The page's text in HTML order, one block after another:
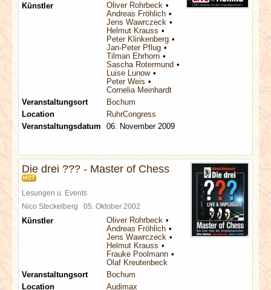
Künstler
Oliver Rohrbeck
Andreas Fröhlich
Jens Wawrczeck
Helmut Krauss
Peter Klinkenberg
Jan-Peter Pflug
Tilman Ehrhorn
Sascha Rotermund
Luise Lunow
Peter Weis
Cornelia Meinhardt
Veranstaltungsort
Bochum
Location
RuhrCongress
Veranstaltungsdatum
06. November 2009
Die drei ??? - Master of Chess
HOT
Lesungen u. Events
Nico Steckelberg 05. Oktober 2002
Künstler
Oliver Rohrbeck
Andreas Fröhlich
Jens Wawrczeck
Helmut Krauss
Frauke Poolmann
Olaf Kreutenbeck
Veranstaltungsort
Bochum
Location
Audimax